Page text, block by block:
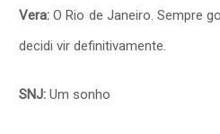
Vera:O Rio de Janeiro. Sempre
decidi vir definitivamente.
SNJ: Um sonho